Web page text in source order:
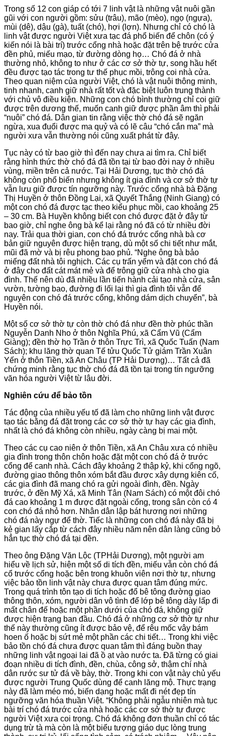
Trong số 12 con giáp có tới 7 linh vật là những vật nuôi gần
gũi với con người gồm: sửu (trâu), mão (mèo), ngọ (ngựa),
mùi (dê), dậu (gà), tuất (chó), hợi (lợn). Nhưng chỉ có chó là
linh vật được người Việt xưa tạc đá phổ biến để chôn (có ý
kiến nói là bài trí) trước cổng nhà hoặc đặt trên bệ trước cửa
đền phủ, miếu mạo, từ đường dòng họ… Chó đá ở nhà
thường nhỏ, không to như ở các cơ sở thờ tự, song hầu hết
đều được tạo tác trong tư thế phục mồi, trông coi nhà cửa.
Theo quan niệm của người Việt, chó là vật nuôi thông minh,
tinh nhanh, canh giữ nhà rất tốt và đặc biệt luôn trung thành
với chủ vô điều kiện. Những con chó bình thường chỉ coi giữ
được trên dương thế, muốn canh giữ được phần âm thì phải
“nuôi” chó đá. Dân gian tin rằng việc thờ chó đá sẽ ngăn
ngừa, xua đuổi được ma quỷ và có lẽ câu “chó cắn ma” mà
người xưa vẫn thường nói cũng xuất phát từ đây.
Tục này có từ bao giờ thì đến nay chưa ai tìm ra. Chỉ biết
rằng hình thức thờ chó đá đã tồn tại từ bao đời nay ở nhiều
vùng, miền trên cả nước. Tại Hải Dương, tục thờ chó đá
không còn phổ biến nhưng không ít gia đình và cơ sở thờ tự
vẫn lưu giữ được tín ngưỡng này. Trước cổng nhà bà Đặng
Thị Huyền ở thôn Đồng Lại, xã Quyết Thắng (Ninh Giang) có
một con chó đá được tạc theo kiểu phục mồi, cao khoảng 25
– 30 cm. Bà Huyền không biết con chó được đặt ở đây từ
bao giờ, chỉ nghe ông bà kể lại rằng nó đã có từ nhiều đời
nay. Trải qua thời gian, con chó đá trước cổng nhà bà cơ
bản giữ nguyên được hiện trạng, dù một số chi tiết như mắt,
mũi đã mờ và bị rêu phong bao phủ. “Nghe ông bà bảo
miếng đất nhà tôi nghịch. Các cụ trấn yểm và đặt con chó đá
ở đây cho đất cát mát mẻ và để trông giữ cửa nhà cho gia
đình. Thế nên dù đã nhiều lần tiến hành cải tạo nhà cửa, sân
vườn, tường bao, đường đi lối lại thì gia đình tôi vẫn để
nguyên con chó đá trước cổng, không dám dịch chuyển”, bà
Huyền nói.
Một số cơ sở thờ tự còn thờ chó đá như đền thờ phúc thần
Nguyễn Danh Nho ở thôn Nghĩa Phú, xã Cẩm Vũ (Cẩm
Giàng); đền thờ họ Trần ở thôn Trực Trì, xã Quốc Tuấn (Nam
Sách); khu lăng thờ quan Tế tửu Quốc Tử giám Trần Xuân
Yến ở thôn Tiền, xã An Châu (TP Hải Dương)… Tất cả đã
chứng minh rằng tục thờ chó đá đã tồn tại trong tín ngưỡng
văn hóa người Việt từ lâu đời.
Nghiên cứu để bảo tồn
Tác động của nhiều yếu tố đã làm cho những linh vật được
tạo tác bằng đá đặt trong các cơ sở thờ tự hay các gia đình,
nhất là chó đá không còn nhiều, ngày càng bị mai một.
Theo các cụ cao niên ở thôn Tiền, xã An Châu xưa có nhiều
gia đình trong thôn chôn hoặc đặt một con chó đá ở trước
cổng để canh nhà. Cách đây khoảng 2 thập kỷ, khi cổng ngõ,
đường giao thông thôn xóm bắt đầu được xây dựng kiên cố,
các gia đình đã mang chó ra gửi ngoài đình, đền. Ngày
trước, ở đền Mỹ Xá, xã Minh Tân (Nam Sách) có một đôi chó
đá cao khoảng 1 m được đặt ngoài cổng, trong sân còn có 4
con chó đá nhỏ hơn. Nhân dân lập bát hương nơi những
chó đá này ngự để thờ. Tiếc là những con chó đá này đã bị
kẻ gian lấy cắp từ cách đây nhiều năm nên dân làng cũng bỏ
hẳn tục thờ chó đá tại đền.
Theo ông Đặng Văn Lộc (TPHải Dương), một người am
hiểu về lịch sử, hiện một số di tích đền, miếu vẫn còn chó đá
cổ trước cổng hoặc bên trong khuôn viên nơi thờ tự, nhưng
việc bảo tồn linh vật này chưa được quan tâm đúng mức.
Trong quá trình tôn tạo di tích hoặc đổ bê tông đường giao
thông thôn, xóm, người dân vô tình để lớp bê tông dày lấp đi
mất chân đế hoặc một phần dưới của chó đá, không giữ
được hiện trạng ban đầu. Chó đá ở những cơ sở thờ tự như
thế này thường cũng ít được bảo vệ, để rêu mốc vây bám
hoen ố hoặc bị sứt mẻ một phần các chi tiết… Trong khi việc
bảo tồn chó đá chưa được quan tâm thì đáng buồn thay
những linh vật ngoại lai đã ồ ạt vào nước ta. Đã từng có giai
đoạn nhiều di tích đình, đền, chùa, công sở, thậm chí nhà
dân rước sư tử đá về bày, thờ. Trong khi con vật này chủ yếu
được người Trung Quốc dùng để canh lăng mộ. Thực trạng
này đã làm méo mó, biến dạng hoặc mất đi nét đẹp tín
ngưỡng văn hóa thuần Việt. “Không phải ngẫu nhiên mà tục
bài trí chó đá trước cửa nhà hoặc các cơ sở thờ tự được
người Việt xưa coi trọng. Chó đá không đơn thuần chỉ có tác
dụng trừ tà mà còn là một biểu tượng giáo dục lòng trung